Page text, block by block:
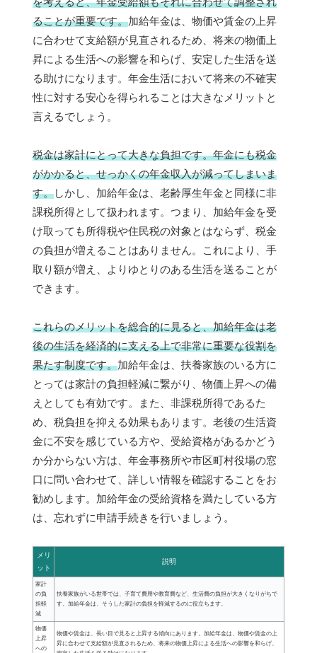
ることが重要です。加給年金は、物価や賃金の上昇
に合わせて支給額が見直されるため、将来の物価上
昇による生活への影響を和らげ、安定した生活を送
る助けになります。年金生活において将来の不確実
性に対する安心を得られることは大きなメリットと
言えるでしょう。
税金は家計にとって大きな負担です。年金にも税金
がかかると、せっかくの年金収入が減ってしまいま
す。しかし、加給年金は、老齢厚生年金と同様に非
課税所得として扱われます。つまり、加給年金を受
け取っても所得税や住民税の対象とはならず、税金
の負担が増えることはありません。これにより、手
取り額が増え、よりゆとりのある生活を送ることが
できます。
これらのメリットを総合的に見ると、加給年金は老
後の生活を経済的に支える上で非常に重要な役割を
果たす制度です。加給年金は、扶養家族のいる方に
とっては家計の負担軽減に繋がり、物価上昇への備
えとしても有効です。また、非課税所得であるた
め、税負担を抑える効果もあります。老後の生活資
金に不安を感じている方や、受給資格があるかどう
か分からない方は、年金事務所や市区町村役場の窓
口に問い合わせて、詳しい情報を確認することをお
勧めします。加給年金の受給資格を満たしている方
は、忘れずに申請手続きを行いましょう。
メリ
ット
説明
家計
の負
担軽
減
扶養家族がいる世帯では、子育て費用や教育費など、生活費の負担が大きくなりがちで
す。加給年金は、そうした家計の負担を軽減するのに役立ちます。
物価
上昇
への
物価や賃金は、長い目で見ると上昇する傾向にあります。加給年金は、物価や賃金の上
昇に合わせて支給額が見直されるため、将来の物価上昇による生活への影響を和らげ、